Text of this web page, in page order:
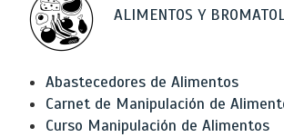
ALIMENTOS Y
Abastecedores de Alimentos
Carnet de Manipulación de
Curso Manipulación de Alimentos